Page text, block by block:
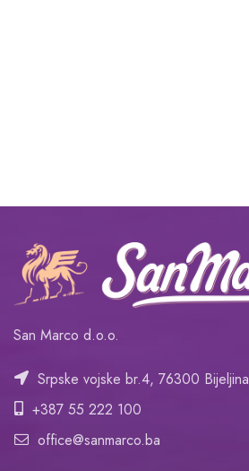
San Marco d.o.o.
Srpske vojske br.4, 76300 Bijeljina
+387 55 222 100
office@sanmarco.ba